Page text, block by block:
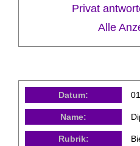
Privat
Alle
Datum:
Name:
Rubrik: